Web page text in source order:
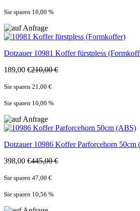
Sie sparen 10,00 %
Dotzauer10981 Koffer fürstpless
189,00 €210,00 €
Sie sparen 21,00 €
Sie sparen 10,00 %
Dotzauer10986 Koffer Parforcehorn 50cm
398,00 €445,00 €
Sie sparen 47,00 €
Sie sparen 10,56 %